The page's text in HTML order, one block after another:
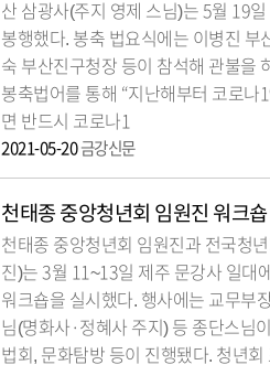
산 삼광사(주지 영제 스님)는 5월 19
봉행했다. 봉축 법요식에는 이병진 부
숙 부산진구청장 등이 참석해 관불을
봉축법어를 통해 “지난해부터 코로나
면 반드시 코로나1
2021-05-20 금강신문
천태종 중앙청년회 임원진 워크숍
천태종 중앙청년회 임원진과 전국청
진)는 3월 11~13일 제주 문강사 일대
워크숍을 실시했다. 행사에는 교무부
님(명화사·정혜사 주지) 등 종단스님
법회, 문화탐방 등이 진행됐다. 청년